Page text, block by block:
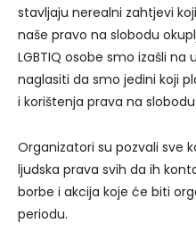
stavljaju nerealni zahtjevi
naše pravo na slobodu
LGBTIQ osobe smo izašli
naglasiti da smo jedini koji
i korištenja prava na slobodu
Organizatori su pozvali sve
ljudska prava svih da ih
borbe i akcija koje će biti
periodu.